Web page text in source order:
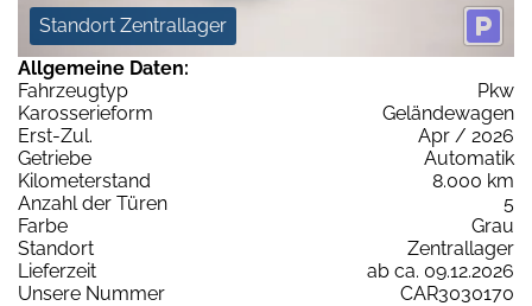
Standort Zentrallager
Allgemeine Daten:
Fahrzeugtyp
Pkw
Karosserieform
Geländewagen
Erst-Zul.
Apr / 2026
Getriebe
Automatik
Kilometerstand
8.000 km
Anzahl der Türen
5
Farbe
Grau
Standort
Zentrallager
Lieferzeit
ab ca. 09.12.2026
Unsere Nummer
CAR3030170